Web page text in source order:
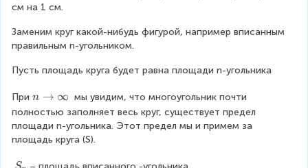
см на 1 см.
Заменим круг какой-нибудь фигурой, например вписанным
правильным n-угольником.
Пусть площадь круга будет равна площади n-угольника
При n
\
ri
g
t
n → ∞ мы увидим, что многоугольник почти
полностью заполняет весь круг, существует предел
площади n-угольника. Этот предел мы и примем за
площадь круга (S).